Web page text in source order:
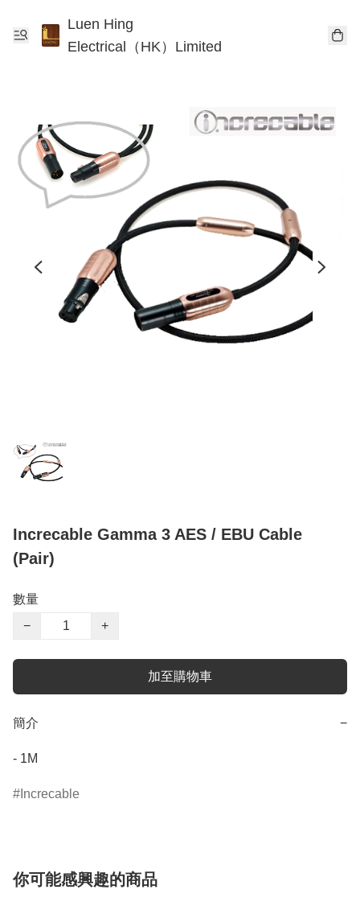
Luen Hing
Electrical（HK）Limited
Increcable Gamma 3 AES / EBU Cable
(Pair)
數量
−
+
加至購物車
簡介 −
- 1M
Increcable
你可能感興趣的商品